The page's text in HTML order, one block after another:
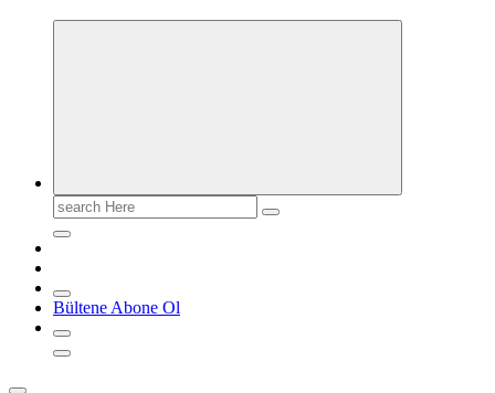
Search
for:
Bültene Abone Ol